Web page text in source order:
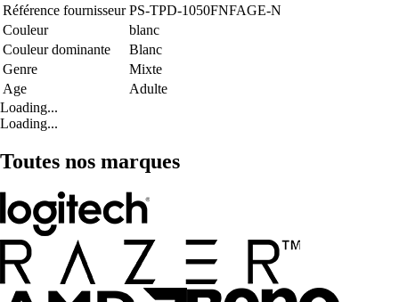
Référence fournisseur PS-TPD-1050FNFAGE-N
Couleur
blanc
Couleur dominante
Blanc
Genre
Mixte
Age
Adulte
Loading...
Loading...
Toutes nos marques